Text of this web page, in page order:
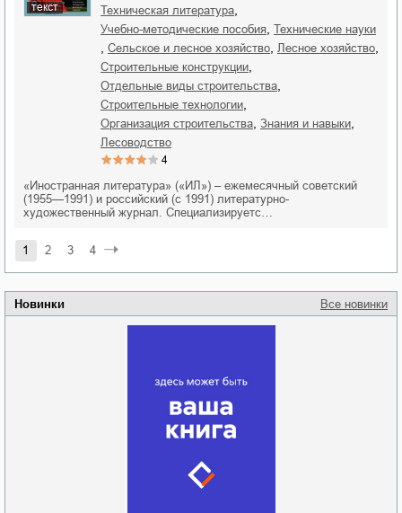
Новинки Все новинки
текст техническая литература
учебно-методические пособия технические науки
сельское и лесное хозяйство лесное хозяйство
строительные конструкции
отдельные виды строительства
строительные технологии
организация строительства знания и навыки
лесоводство
4
«Иностранная литература» («ИЛ») – ежемесячный советский
(1955—1991) и российский (с 1991) литературно-
художественный журнал. Специализируетс…
1 2 3 4